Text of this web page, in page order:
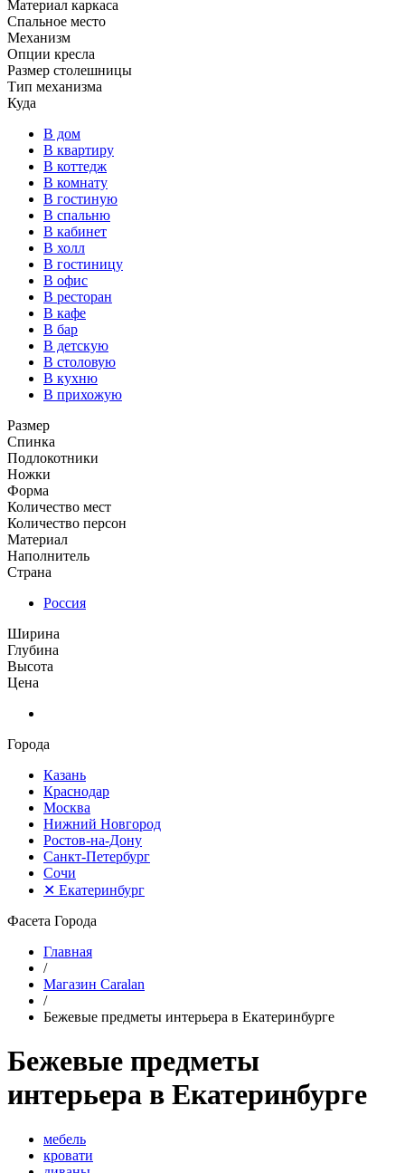
Материал каркаса
Спальное место
Механизм
Опции кресла
Размер столешницы
Тип механизма
Куда
В дом
В квартиру
В коттедж
В комнату
В гостиную
В спальню
В кабинет
В холл
В гостиницу
В офис
В ресторан
В кафе
В бар
В детскую
В столовую
В кухню
В прихожую
Размер
Спинка
Подлокотники
Ножки
Форма
Количество мест
Количество персон
Материал
Наполнитель
Страна
Россия
Ширина
Глубина
Высота
Цена
Города
Казань
Краснодар
Москва
Нижний Новгород
Ростов-на-Дону
Санкт-Петербург
Сочи
✕ Екатеринбург
Фасета Города
Главная
/
Магазин Caralan
/
Бежевые предметы интерьера в Екатеринбурге
Бежевые предметы
интерьера в Екатеринбурге
мебель
кровати